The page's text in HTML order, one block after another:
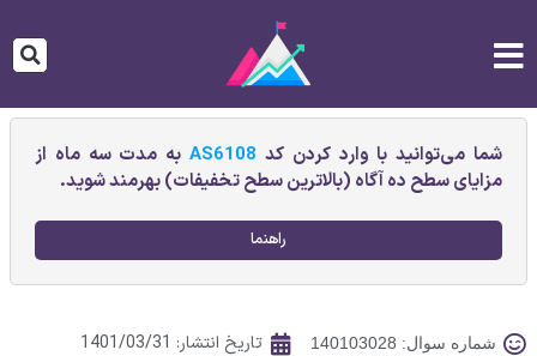
شما می‌توانید با وارد کردن کد AS6108به مدت سه ماه از
مزایای سطح ده آگاه (بالاترین سطح تخفیفات) بهرمند شوید.
راهنما
شماره سوال: 140103028 تاریخ انتشار: 1401/03/31